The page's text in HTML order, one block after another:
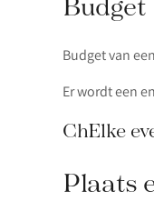
Budget van
Er wordt een
ChElke
Plaats